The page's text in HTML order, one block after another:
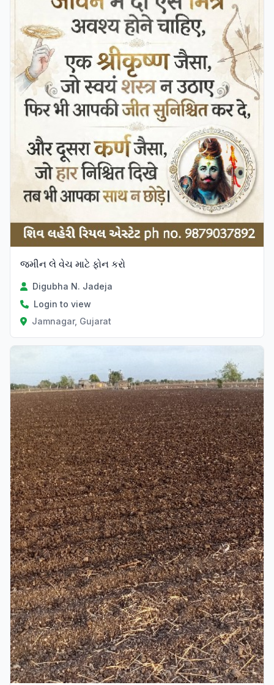
જમીન લે વેચ માટે ફોન કરો
Digubha N. Jadeja
Login to view
Jamnagar, Gujarat